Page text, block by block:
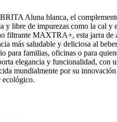
Aluna blanca, el
y libre de impurezas como la cal
filtrante MAXTRA+, esta jarra de
más saludable y deliciosa al
familias, oficinas o para
elegancia y funcionalidad,
mundialmente por su
ecológico.